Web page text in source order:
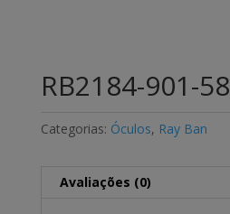
RB2184-901-58
Categorias: Óculos, Ray Ban
Avaliações (0)